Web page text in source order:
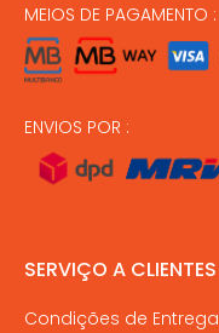
MEIOS DE PAGAMENTO :
ENVIOS POR :
SERVIÇO A CLIENTES
Condições de Entrega